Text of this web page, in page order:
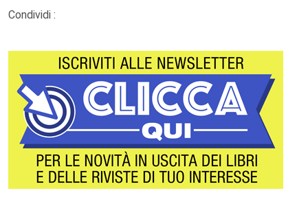
Condividi :